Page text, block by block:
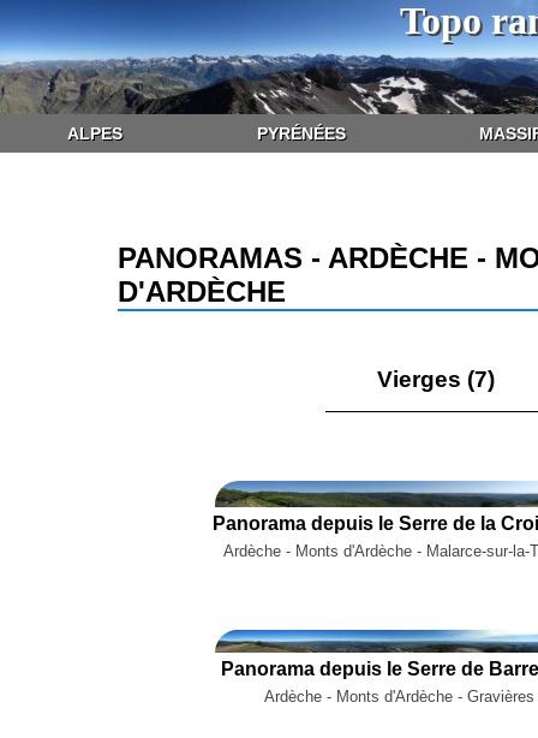
Topo
ALPES PYRÉNÉES
PANORAMAS - ARDÈCHE -
D'ARDÈCHE
Vierges (7)
Ardèche - Monts d'Ardèche - Malarce-sur-la-
Panorama depuis le Serre de
Ardèche - Monts d'Ardèche -